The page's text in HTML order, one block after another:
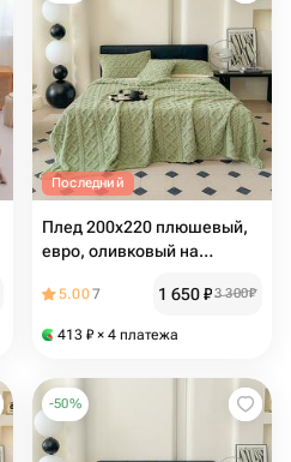
Последний
Плед 200х220 плюшевый,
евро, оливковый на
5.007 1 650₽3 300₽
413 ₽ × 4 платежа
-50%